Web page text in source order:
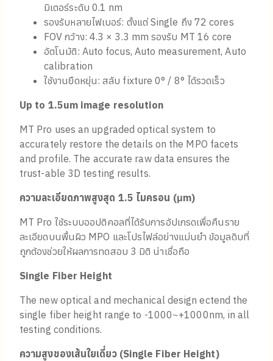
มิเตอร์ระดับ 0.1 nm
รองรับหลายไฟเบอร์: ตั้งแต่ Single ถึง 72 cores
FOV กว้าง: 4.3 × 3.3 mm รองรับ MT 16 core
อัตโนมัติ: Auto focus, Auto measurement, Auto
calibration
ใช้งานยืดหยุ่น: สลับ fixture 0° / 8° ได้รวดเร็ว
Up to 1.5um image resolution
MT Pro uses an upgraded optical system to
accurately restore the details on the MPO facets
and profile. The accurate raw data ensures the
trust-able 3D testing results.
ความละเอียดภาพสูงสุด 1.5 ไมครอน (μm)
MT Pro ใช้ระบบออปติคอลที่ได้รับการอัปเกรดเพื่อคืนราย
ละเอียดบนพื้นผิว MPO และโปรไฟล์อย่างแม่นยำ ข้อมูลดิบที่
ถูกต้องช่วยให้ผลการทดสอบ 3 มิติ น่าเชื่อถือ
Single Fiber Height
The new optical and mechanical design ectend the
single fiber height range to -1000~+1000nm, in all
testing conditions.
ความสูงของเส้นใยเดี่ยว (Single Fiber Height)